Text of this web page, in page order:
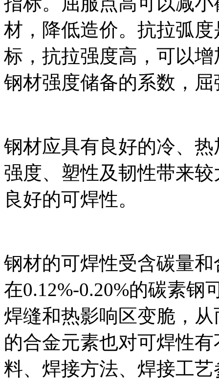
材，降低造价。抗拉弧
标，抗拉强度高，可以
钢材强度储备的系数，
钢材应具有良好的冷、
强度、塑性及韧性带来
良好的可焊性。
钢材的可焊性受含碳量
在0.12%-0.20%的碳素钢
焊缝和热影响区变脆，
的合金元素也对可焊性
料、焊接方法、焊接工